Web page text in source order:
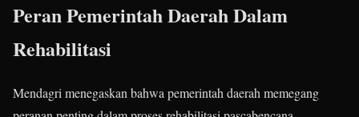
Peran Pemerintah Daerah Dalam
Rehabilitasi
Mendagri menegaskan bahwa pemerintah daerah memegang